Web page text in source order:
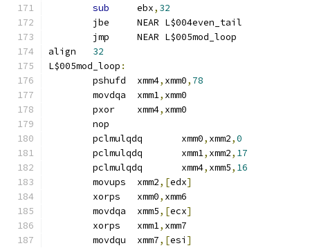
sub
	ebx
, 32
	jbe	NEAR L$004even_tail
	jmp	NEAR L$005mod_loop
32
L$005mod_loop :
	pshufd	xmm4
, xmm0, 78
	movdqa	xmm1
, xmm0
	pxor	xmm4
, xmm0
	nop
	pclmulqdq	xmm0
, xmm2,0
	pclmulqdq	xmm1
, xmm2, 17
	pclmulqdq	xmm4
, xmm5, 16
	movups	xmm2
,[edx]
	xorps	xmm0
, xmm6
	movdqa	xmm5
,[ecx]
	xorps	xmm1
, xmm7
	movdqu	xmm7
,[esi ]